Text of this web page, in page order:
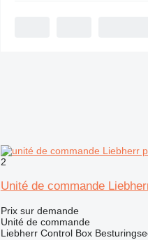
2
Unité de commande
Prix sur demande
Unité de commande
Liebherr Control Box